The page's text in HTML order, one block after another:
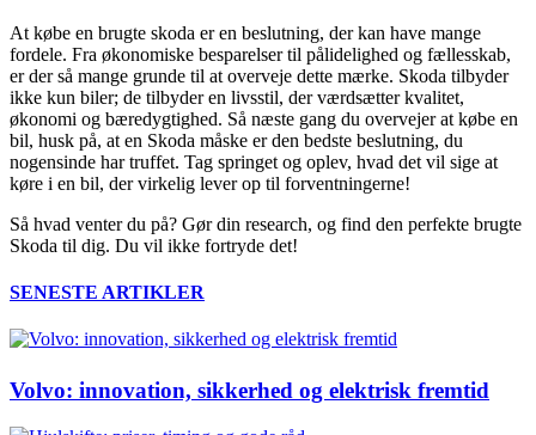
At købe en brugte skoda er en beslutning, der kan have mange
fordele. Fra økonomiske besparelser til pålidelighed og fællesskab,
er der så mange grunde til at overveje dette mærke. Skoda tilbyder
ikke kun biler; de tilbyder en livsstil, der værdsætter kvalitet,
økonomi og bæredygtighed. Så næste gang du overvejer at købe en
bil, husk på, at en Skoda måske er den bedste beslutning, du
nogensinde har truffet. Tag springet og oplev, hvad det vil sige at
køre i en bil, der virkelig lever op til forventningerne!
Så hvad venter du på? Gør din research, og find den perfekte brugte
Skoda til dig. Du vil ikke fortryde det!
SENESTE ARTIKLER
Volvo: innovation, sikkerhed og elektrisk fremtid